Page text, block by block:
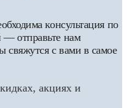
консультация по
— отправьте нам
с вами в самое
акциях и